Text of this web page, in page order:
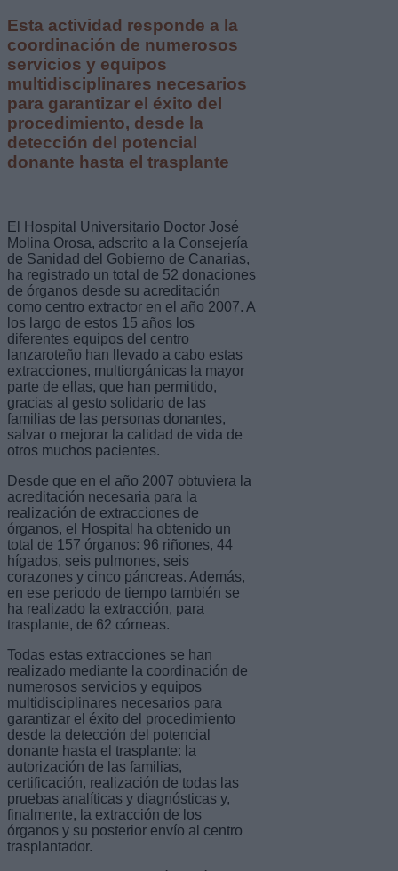
Esta actividad responde a la
coordinación de numerosos
servicios y equipos
multidisciplinares necesarios
para garantizar el éxito del
procedimiento, desde la
detección del potencial
donante hasta el trasplante
El Hospital Universitario Doctor José
Molina Orosa, adscrito a la Consejería
de Sanidad del Gobierno de Canarias,
ha registrado un total de 52 donaciones
de órganos desde su acreditación
como centro extractor en el año 2007. A
los largo de estos 15 años los
diferentes equipos del centro
lanzaroteño han llevado a cabo estas
extracciones, multiorgánicas la mayor
parte de ellas, que han permitido,
gracias al gesto solidario de las
familias de las personas donantes,
salvar o mejorar la calidad de vida de
otros muchos pacientes.
Desde que en el año 2007 obtuviera la
acreditación necesaria para la
realización de extracciones de
órganos, el Hospital ha obtenido un
total de 157 órganos: 96 riñones, 44
hígados, seis pulmones, seis
corazones y cinco páncreas. Además,
en ese periodo de tiempo también se
ha realizado la extracción, para
trasplante, de 62 córneas.
Todas estas extracciones se han
realizado mediante la coordinación de
numerosos servicios y equipos
multidisciplinares necesarios para
garantizar el éxito del procedimiento
desde la detección del potencial
donante hasta el trasplante: la
autorización de las familias,
certificación, realización de todas las
pruebas analíticas y diagnósticas y,
finalmente, la extracción de los
órganos y su posterior envío al centro
trasplantador.